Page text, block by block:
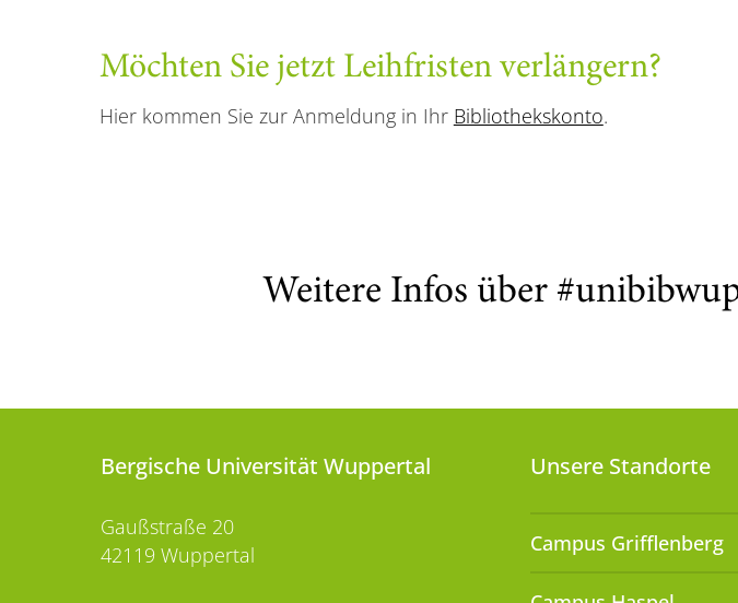
Möchten Sie jetzt Leihfristen verlängern?
Hier kommen Sie zur Anmeldung in Ihr Bibliothekskonto.
Weitere Infos über
Bergische Universität Wuppertal
Gaußstraße 20
42119 Wuppertal
Unsere Standorte
Campus Grifflenberg